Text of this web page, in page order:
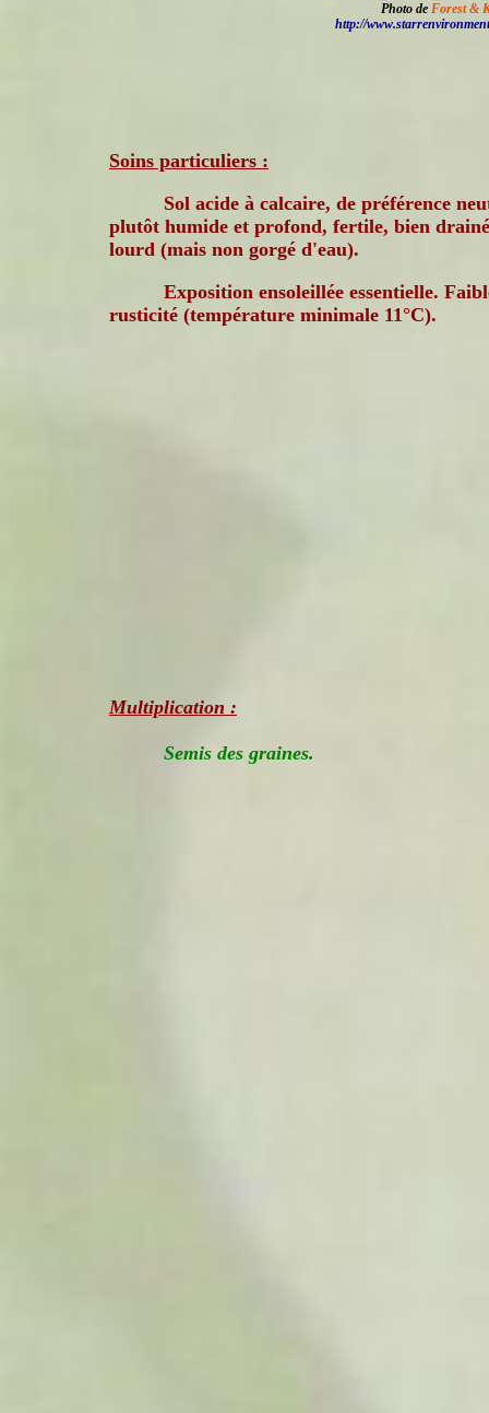
Photo de Forest &
http://
Soins particuliers :
Sol acide à calcaire, de préférence
plutôt humide et profond, fertile, bien
lourd (mais non gorgé d'eau).
Exposition ensoleillée essentielle.
rusticité (température minimale 11°C).
Multiplication :
Semis des graines.